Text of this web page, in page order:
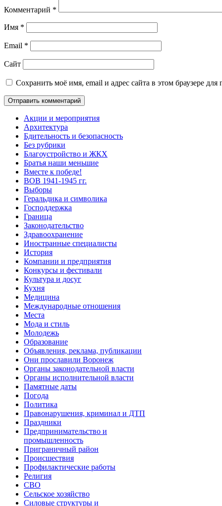
Комментарий *
Имя *
Email *
Сайт
Сохранить моё имя, email и адрес сайта в этом браузере
Акции и мероприятия
Архитектура
Бдительность и безопасность
Без рубрики
Благоустройство и ЖКХ
Братья наши меньшие
Вместе к победе!
ВОВ 1941-1945 гг.
Выборы
Геральдика и символика
Господдержка
Граница
Законодательство
Здравоохранение
Иностранные специалисты
История
Компании и предприятия
Конкурсы и фестивали
Культура и досуг
Кухня
Медицина
Международные отношения
Места
Мода и стиль
Молодежь
Образование
Объявления, реклама, публикации
Они прославили Воронеж
Органы законодательной власти
Органы исполнительной власти
Памятные даты
Погода
Политика
Правонарушения, криминал и ДТП
Праздники
Предпринимательство и
промышленность
Приграничный район
Происшествия
Профилактические работы
Религия
СВО
Сельское хозяйство
Силовые структуры и